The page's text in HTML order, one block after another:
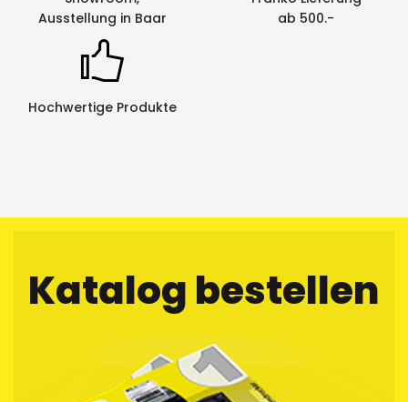
Ausstellung in Baar
ab 500.-
Hochwertige Produkte
Katalog bestellen